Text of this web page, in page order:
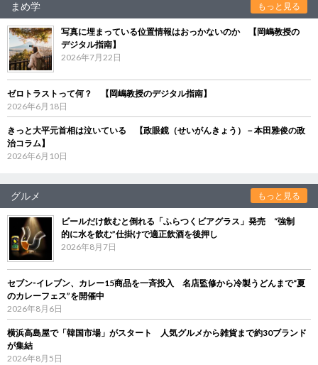
まめ学 もっと見る
写真に埋まっている位置情報はおっかないのか 【岡嶋教授の
デジタル指南】
2026年7月22日
ゼロトラストって何？ 【岡嶋教授のデジタル指南】
2026年6月18日
きっと大平元首相は泣いている 【政眼鏡（せいがんきょう）－本田雅俊の政
治コラム】
2026年6月10日
グルメ もっと見る
ビールだけ飲むと倒れる「ふらつくビアグラス」発売 “強制
的に水を飲む”仕掛けで適正飲酒を後押し
2026年8月7日
セブン‐イレブン、カレー15商品を一斉投入 名店監修から冷製うどんまで“夏
のカレーフェス”を開催中
2026年8月6日
横浜高島屋で「韓国市場」がスタート 人気グルメから雑貨まで約30ブランド
が集結
2026年8月5日